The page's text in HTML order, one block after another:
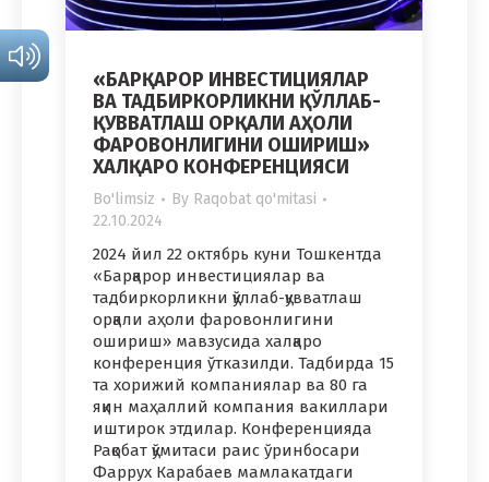
«БАРҚАРОР ИНВЕСТИЦИЯЛАР
ВА ТАДБИРКОРЛИКНИ ҚЎЛЛАБ-
ҚУВВАТЛАШ ОРҚАЛИ АҲОЛИ
ФАРОВОНЛИГИНИ ОШИРИШ»
ХАЛҚАРО КОНФЕРЕНЦИЯСИ
Bo'limsiz By Raqobat qo'mitasi
22.10.2024
2024 йил 22 октябрь куни Тошкентда
«Барқарор инвестициялар ва
тадбиркорликни қўллаб-қувватлаш
орқали аҳоли фаровонлигини
ошириш» мавзусида халқаро
конференция ўтказилди. Тадбирда 15
та хорижий компаниялар ва 80 га
яқин маҳаллий компания вакиллари
иштирок этдилар. Конференцияда
Рақобат қўмитаси раис ўринбосари
Фаррух Карабаев мамлакатдаги